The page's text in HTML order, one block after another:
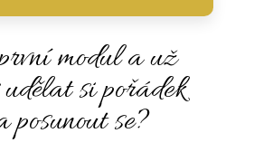
modul a už
si pořádek
posunout se?